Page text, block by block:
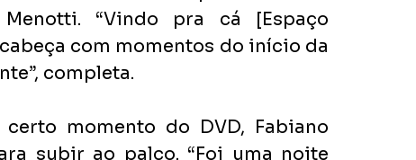
“Vindo pra cá [Espaço
com momentos do início da
completa.
momento do DVD, Fabiano
subir ao palco. “Foi uma noite